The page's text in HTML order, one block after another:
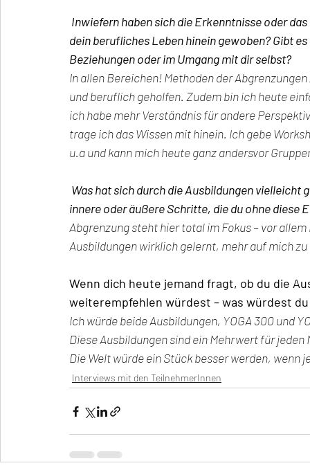
Inwiefern haben sich die Erkenntnisse oder
dein berufliches Leben hinein gewoben? Gibt
Beziehungen oder im Umgang mit dir selbst?
In allen Bereichen! Methoden der
und beruflich geholfen. Zudem bin ich heute
ich habe mehr Verständnis für andere
trage ich das Wissen mit hinein. Ich gebe
u.a und kann mich heute ganz andersvor
Was hat sich durch die Ausbildungen vielleicht
innere oder äußere Schritte, die du ohne
Abgrenzung steht hier total im Fokus – vor
Ausbildungen wirklich gelernt, mehr auf mich
Wenn dich heute jemand fragt, ob du die
weiterempfehlen würdest – was würdest du
Ich würde beide Ausbildungen, YOGA 300 und
Diese Ausbildungen sind ein Mehrwert für
Die Welt würde ein Stück besser werden, wenn
Interviews mit den TeilnehmerInnen